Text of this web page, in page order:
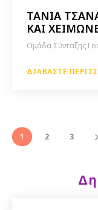
ΤΑΝΙΑ
ΚΑΙ
Ομάδα Σύνταξης
ΔΙΑΒΆΣΤΕ
1 2 3